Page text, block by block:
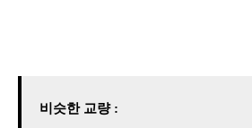
비슷한 교량 :